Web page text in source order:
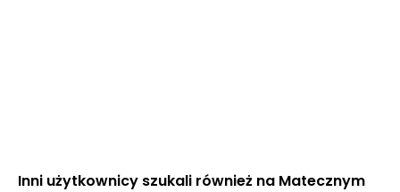
Inni użytkownicy szukali również na Matecznym